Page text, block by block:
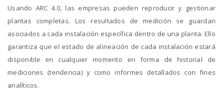
Usando ARC 4.0, las empresas pueden reproducir y gestionar
plantas completas. Los resultados de medición se guardan
asociados a cada instalación específica dentro de una planta. Ello
garantiza que el estado de alineación de cada instalación estará
disponible en cualquier momento en forma de historial de
mediciones (tendencia) y como informes detallados con fines
analíticos.